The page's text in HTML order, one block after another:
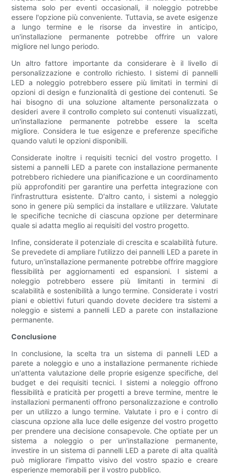
sistema solo per eventi occasionali, il noleggio potrebbe
essere l'opzione più conveniente. Tuttavia, se avete esigenze
a lungo termine e le risorse da investire in anticipo,
un'installazione permanente potrebbe offrire un valore
migliore nel lungo periodo.
Un altro fattore importante da considerare è il livello di
personalizzazione e controllo richiesto. I sistemi di pannelli
LED a noleggio potrebbero essere più limitati in termini di
opzioni di design e funzionalità di gestione dei contenuti. Se
hai bisogno di una soluzione altamente personalizzata o
desideri avere il controllo completo sui contenuti visualizzati,
un'installazione permanente potrebbe essere la scelta
migliore. Considera le tue esigenze e preferenze specifiche
quando valuti le opzioni disponibili.
Considerate inoltre i requisiti tecnici del vostro progetto. I
sistemi a pannelli LED a parete con installazione permanente
potrebbero richiedere una pianificazione e un coordinamento
più approfonditi per garantire una perfetta integrazione con
l'infrastruttura esistente. D'altro canto, i sistemi a noleggio
sono in genere più semplici da installare e utilizzare. Valutate
le specifiche tecniche di ciascuna opzione per determinare
quale si adatta meglio ai requisiti del vostro progetto.
Infine, considerate il potenziale di crescita e scalabilità future.
Se prevedete di ampliare l'utilizzo dei pannelli LED a parete in
futuro, un'installazione permanente potrebbe offrire maggiore
flessibilità per aggiornamenti ed espansioni. I sistemi a
noleggio potrebbero essere più limitanti in termini di
scalabilità e sostenibilità a lungo termine. Considerate i vostri
piani e obiettivi futuri quando dovete decidere tra sistemi a
noleggio e sistemi a pannelli LED a parete con installazione
permanente.
Conclusione
In conclusione, la scelta tra un sistema di pannelli LED a
parete a noleggio e uno a installazione permanente richiede
un'attenta valutazione delle proprie esigenze specifiche, del
budget e dei requisiti tecnici. I sistemi a noleggio offrono
flessibilità e praticità per progetti a breve termine, mentre le
installazioni permanenti offrono personalizzazione e controllo
per un utilizzo a lungo termine. Valutate i pro e i contro di
ciascuna opzione alla luce delle esigenze del vostro progetto
per prendere una decisione consapevole. Che optiate per un
sistema a noleggio o per un'installazione permanente,
investire in un sistema di pannelli LED a parete di alta qualità
può migliorare l'impatto visivo del vostro spazio e creare
esperienze memorabili per il vostro pubblico.